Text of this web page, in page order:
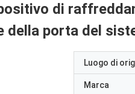
di
porta del
Luogo di
Marca